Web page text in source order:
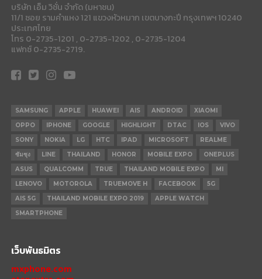
บริษัท เอ็ม วิชั่น จำกัด (มหาชน)
11/1 ซอย รามคำแหง 121 แขวงหัวหมาก เขตบางกะปี กรุงเทพฯ 10240
ประเทศไทย
โทร 0-2735-1201 , 0-2735-1202 , 0-2735-1204
แฟกซ์ 0-2735-2719.
SAMSUNG APPLE HUAWEI AIS ANDROID
XIAOMI
OPPO
IPHONE GOOGLE HIGHLIGHT DTAC IOS
VIVO
SONY
NOKIA LG HTC IPAD MICROSOFT
REALME
ซัมซุง
LINE THAILAND HONOR MOBILE EXPO
ONEPLUS
ASUS
QUALCOMM TRUE THAILAND MOBILE EXPO
MI
LENOVO
MOTOROLA TRUEMOVE H FACEBOOK
5G
AIS 5G
THAILAND MOBILE EXPO 2019
APPLE WATCH
SMARTPHONE
เว็บพันธมิตร
mxphone.com